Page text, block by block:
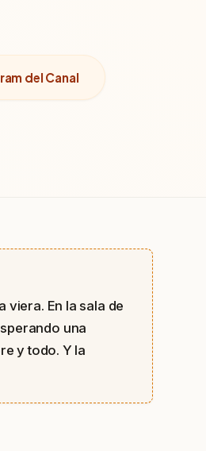
del Canal
viera. En la sala de
una
y todo. Y la